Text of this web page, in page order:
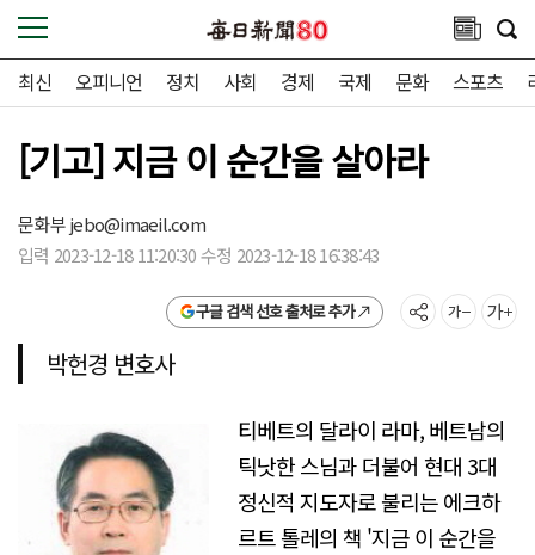
최신 오피니언 정치 사회 경제 국제 문화 스포츠
[기고] 지금 이 순간을 살아라
문화부jebo@imaeil.com
입력 2023-12-18 11:20:30 수정 2023-12-18 16:38:43
구글 검색 선호 출처로 추가
박헌경 변호사
티베트의 달라이 라마, 베트남의
틱낫한 스님과 더불어 현대 3대
정신적 지도자로 불리는 에크하
르트 톨레의 책 '지금 이 순간을